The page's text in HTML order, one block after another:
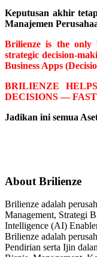
Keputusan akhir
Manajemen
Brilienze is the only
strategic decision-
Business Apps
BRILIENZE
DECISIONS —
Jadikan ini semua
About Brilienze
Brilienze adalah
Management, Strategi
Intelligence (AI)
Brilienze adalah
Pendirian serta Ijin